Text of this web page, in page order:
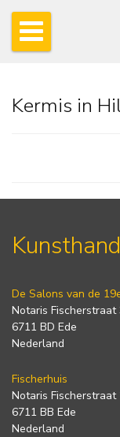
Kermis in
De Salons van de
Notaris Fischerstraat
6711 BD Ede
Nederland
Fischerhuis
Notaris Fischerstraat
6711 BB Ede
Nederland